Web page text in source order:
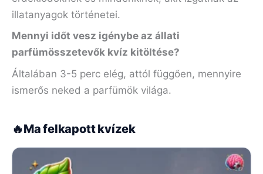
illatanyagok történetei.
Mennyi időt vesz igénybe az állati
parfümösszetevők kvíz kitöltése?
Általában 3-5 perc elég, attól függően, mennyire
ismerős neked a parfümök világa.
🔥Ma felkapott kvízek